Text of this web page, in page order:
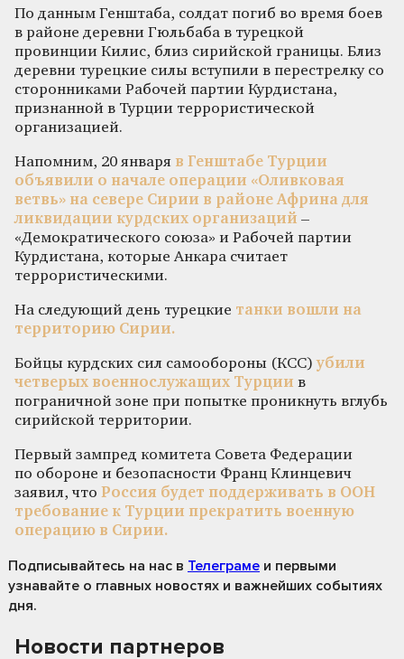
По данным Генштаба, солдат погиб во время боев
в районе деревни Гюльбаба в турецкой
провинции Килис, близ сирийской границы. Близ
деревни турецкие силы вступили в перестрелку со
сторонниками Рабочей партии Курдистана,
признанной в Турции террористической
организацией.
Напомним, 20 января в Генштабе Турции
объявили о начале операции «Оливковая
ветвь» на севере Сирии в районе Африна для
ликвидации курдских организаций –
«Демократического союза» и Рабочей партии
Курдистана, которые Анкара считает
террористическими.
На следующий день турецкие танки вошли на
территорию Сирии.
Бойцы курдских сил самообороны (КСС)убили
четверых военнослужащих Турции в
пограничной зоне при попытке проникнуть вглубь
сирийской территории.
Первый зампред комитета Совета Федерации
по обороне и безопасности Франц Клинцевич
заявил, что Россия будет поддерживать в ООН
требование к Турции прекратить военную
операцию в Сирии.
Подписывайтесь на нас в Телеграме и первыми
узнавайте о главных новостях и важнейших событиях
дня.
Новости партнеров